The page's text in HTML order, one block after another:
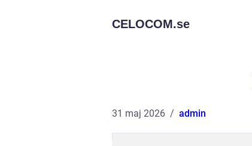
CELOCOM.se
31 maj 2026 admin